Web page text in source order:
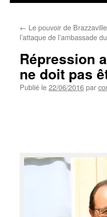
← Le pouvoir de
l’attaque de l’ambassade
Répression
ne doit pas
Publié le22/06/2016par